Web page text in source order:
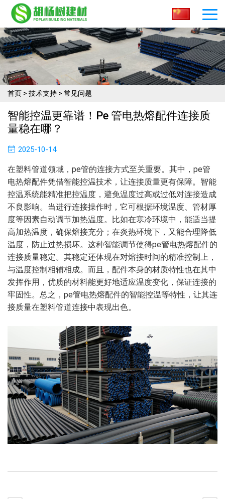
首页 > 技术支持 > 常见问题
智能控温更靠谱！pe 管电热熔配件连接质
量稳在哪？​
2025-10-14
在塑料管道领域，pe管的连接方式至关重要。其中，pe管
电热熔配件凭借智能控温技术，让连接质量更有保障。智能
控温系统能精准把控温度，避免温度过高或过低对连接造成
不良影响。当进行连接操作时，它可根据环境温度、管材厚
度等因素自动调节加热温度。比如在寒冷环境中，能适当提
高加热温度，确保熔接充分；在炎热环境下，又能合理降低
温度，防止过热损坏。这种智能调节使得pe管电热熔配件的
连接质量稳定。其稳定还体现在对熔接时间的精准控制上，
与温度控制相辅相成。而且，配件本身的材质特性也在其中
发挥作用，优质的材料能更好地适应温度变化，保证连接的
牢固性。总之，pe管电热熔配件的智能控温等特性，让其连
接质量在塑料管道连接中表现出色。